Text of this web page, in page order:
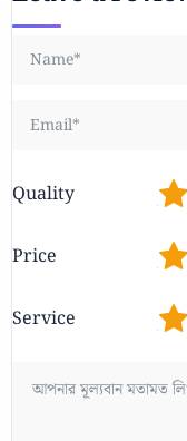
Quality 2
Price 2
Service 2